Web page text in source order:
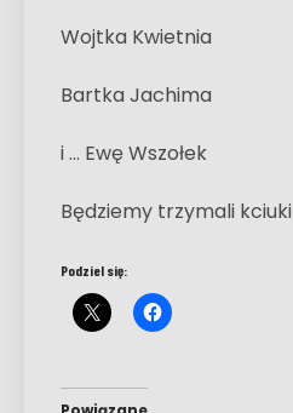
Wojtka Kwietnia
Bartka Jachima
i … Ewę Wszołek
Będziemy trzymali kciuki
Podziel się: